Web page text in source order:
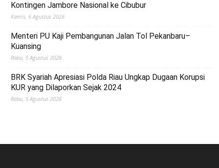
Kontingen Jambore Nasional ke Cibubur
Kamis, 6 Agustus 2026
Menteri PU Kaji Pembangunan Jalan Tol Pekanbaru–
Kuansing
Rabu, 5 Agustus 2026
BRK Syariah Apresiasi Polda Riau Ungkap Dugaan Korupsi
KUR yang Dilaporkan Sejak 2024
Rabu, 5 Agustus 2026